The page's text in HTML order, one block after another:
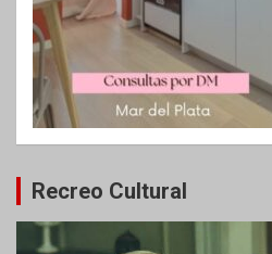
Recreo Cultural